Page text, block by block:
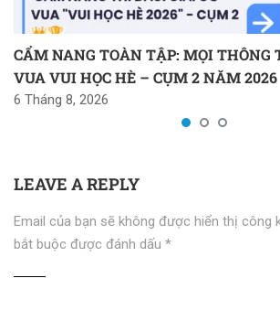
CẨM NANG TOÀN TẬP: MỌI THÔNG
VUA VUI HỌC HÈ – CỤM 2 NĂM 2026
6 Tháng 8, 2026
LEAVE A REPLY
Email của bạn sẽ không được hiển thị công
bắt buộc được đánh dấu *